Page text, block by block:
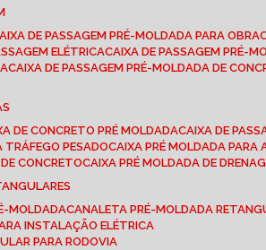
CAIXA DE PASSAGEM PRÉ-MOLDADA PARA OBRA
ELÉTRICA CAIXA DE PASSAGEM PRÉ-
CAIXA DE PASSAGEM PRÉ-MOLDADA DE
DE CONCRETO PRÉ MOLDADA CAIXA DE
TRÁFEGO PESADO
CAIXA PRÉ MOLDADA
DE CONCRETO
CAIXA PRÉ MOLDADA DE
MOLDADA CANALETA PRÉ-MOLDADA
INSTALAÇÃO ELÉTRICA
PARA RODOVIA